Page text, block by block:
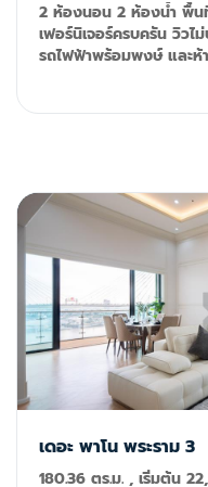
2 ห้องนอน 2 ห้องน้ำ พื้น
เฟอร์นิเจอร์ครบครัน วิวไม่บล็อค **เพียง 300 ม
รถไฟฟ้าพร้อมพงษ์ และห้างสรรพสินค้าชั้นนำต่าง ๆ Tel/Line
เดอะ พาโน พระราม 3
180.36 ตร.ม. , เริ่มต้น